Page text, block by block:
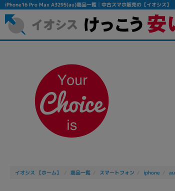
iPhone16 Pro Max A3295(au)商品一覧│中古スマホ販売の【イオシス】
イオシス 【ホーム】 商品一覧 スマートフォン iphone au
フリーワード
人気の検索ワード： Let's note EliteBook MacBook